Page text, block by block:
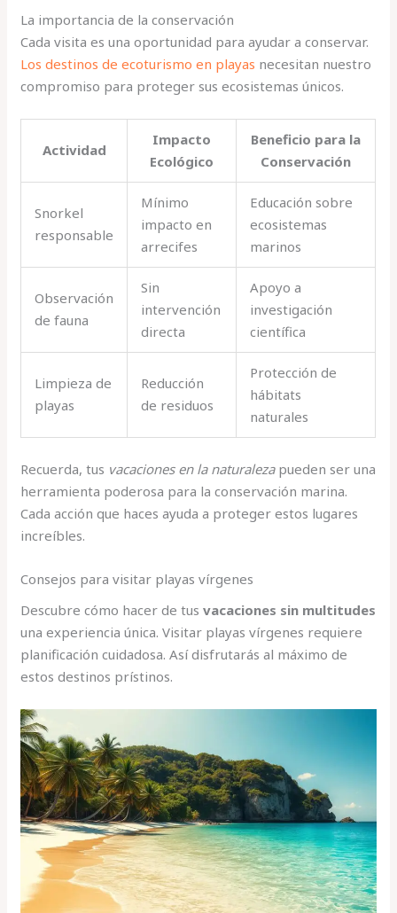
La importancia de la conservación
Cada visita es una oportunidad para ayudar a conservar.
Los destinos de ecoturismo en playas necesitan nuestro
compromiso para proteger sus ecosistemas únicos.
Actividad
Impacto
Ecológico
Beneficio para la
Conservación
Snorkel
responsable
Mínimo
impacto en
arrecifes
Educación sobre
ecosistemas
marinos
Observación
de fauna
Sin
intervención
directa
Apoyo a
investigación
científica
Limpieza de
playas
Reducción
de residuos
Protección de
hábitats
naturales
Recuerda, tus vacaciones en la naturalezapueden ser una
herramienta poderosa para la conservación marina.
Cada acción que haces ayuda a proteger estos lugares
increíbles.
Consejos para visitar playas vírgenes
Descubre cómo hacer de tusvacaciones sin multitudes
una experiencia única. Visitar playas vírgenes requiere
planificación cuidadosa. Así disfrutarás al máximo de
estos destinos prístinos.